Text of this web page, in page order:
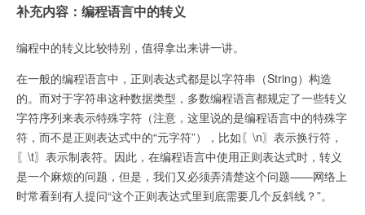
补充内容：编程语言中的转义
编程中的转义比较特别，值得拿出来讲一讲。
在一般的编程语言中，正则表达式都是以字符串（String）构造
的。而对于字符串这种数据类型，多数编程语言都规定了一些转义
字符序列来表示特殊字符（注意，这里说的是编程语言中的特殊字
符，而不是正则表达式中的“元字符”），比如〖\n〗表示换行符，
〖\t〗表示制表符。因此，在编程语言中使用正则表达式时，转义
是一个麻烦的问题，但是，我们又必须弄清楚这个问题——网络上
时常看到有人提问“这个正则表达式里到底需要几个反斜线？”。